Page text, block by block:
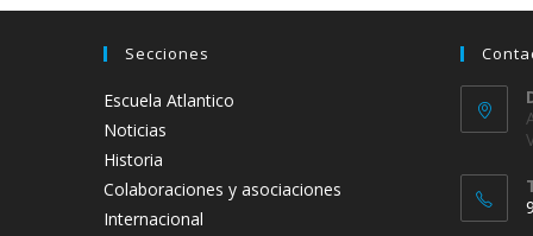
Secciones
Escuela Atlantico
Noticias
Historia
Colaboraciones y asociaciones
Internacional